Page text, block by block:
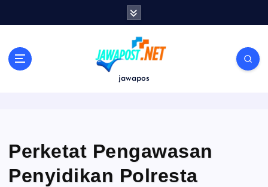
jawapos
Perketat Pengawasan
Penyidikan Polresta